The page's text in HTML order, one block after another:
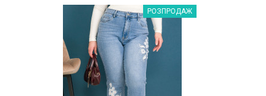
Наклейки Варіант з %РОЗПРОДАЖ